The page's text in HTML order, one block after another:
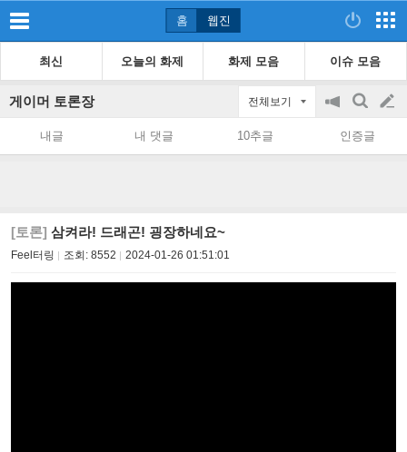
홈 웹진
최신 오늘의 화제 화제 모음 이슈 모음
게이머 토론장 전체보기
공
on/off
검
색
글
쓰
내글 내 댓글 10추글 인증글
[토론] 삼켜라! 드래곤! 굉장하네요~
Feel터링 조회: 8552 2024-01-26 01:51:01